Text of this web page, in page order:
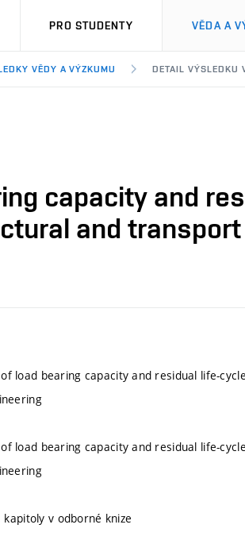
PRO STUDENTY VĚDA A
VĚDY A VÝZKUMU DETAIL VÝSLEDKU
capacity and
and
load bearing capacity and residual life-
load bearing capacity and residual life-
kapitoly v odborné knize